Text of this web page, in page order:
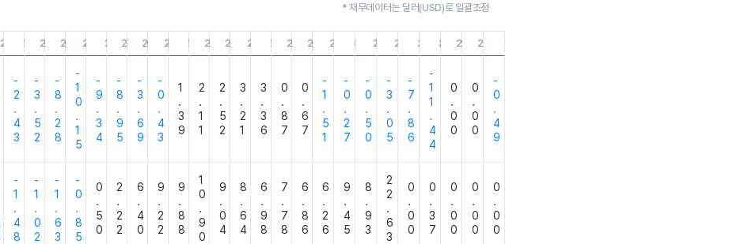
* 재무데이터는 달러(USD)로 일괄조정
26.03.3125.12.3125.09.3025.06.3025.03.3124.12.3124.09.3024.06.3024.03.3123.12.3123.09.3023.06.3023.03.3122.12.3122.09.3022.06.3022.03.3121.12.3121.09.3021.06.3021.03.3120.12.3120.09.3020.06.30
-
2
.
4
3
-
3
.
5
2
-
8
.
2
8
-
1
0
.
1
5
-
9
.
3
4
-
8
.
9
5
-
3
.
6
9
-
0
.
4
3
1
.
3
9
2
.
1
1
2
.
5
2
3
.
2
1
3
.
3
6
0
.
8
7
0
.
6
7
-
1
.
5
1
-
0
.
2
7
-
0
.
5
0
-
3
.
0
5
-
7
.
8
6
-
1
1
.
4
4
0
.
0
0
0
.
0
0
-
0
.
4
9
-
1
.
4
8
-
1
.
0
2
-
1
.
6
3
-
0
.
8
5
0
.
5
0
2
.
2
2
6
.
4
0
9
.
2
2
9
.
8
8
1
0
.
9
0
9
.
0
4
8
.
6
4
6
.
9
8
7
.
7
8
6
.
8
6
6
.
2
6
9
.
4
5
8
.
9
3
2
2
.
6
3
0
.
0
0
0
.
3
7
0
.
0
0
0
.
0
0
0
.
0
0